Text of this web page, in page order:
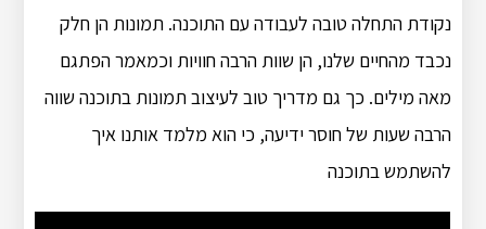
נקודת התחלה טובה לעבודה עם התוכנה. תמונות הן חלק
נכבד מהחיים שלנו, הן שוות הרבה חוויות וכמאמר הפתגם
מאה מילים. כך גם מדריך טוב לעיצוב תמונות בתוכנה שווה
הרבה שעות של חוסר ידיעה, כי הוא מלמד אותנו איך
להשתמש בתוכנה